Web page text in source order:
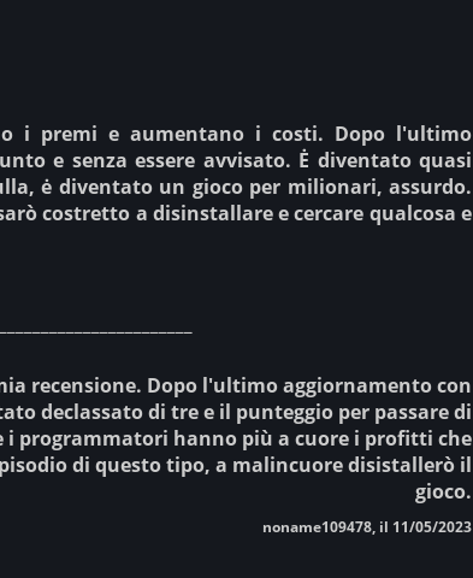
i premi e aumentano i costi. Dopo l'ultimo
e senza essere avvisato. Ė diventato quasi
ė diventato un gioco per milionari, assurdo.
costretto a disinstallare e cercare qualcosa e
recensione. Dopo l'ultimo aggiornamento con
declassato di tre e il punteggio per passare di
programmatori hanno più a cuore i profitti che
di questo tipo, a malincuore disistallerò il
gioco.
noname109478, il 11/05/2023